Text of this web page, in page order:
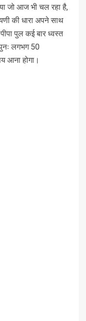
जो आज भी चल रहा है,
की धारा अपने साथ
पुल कई बार ध्वस्त
लगभग 50
आना होगा।